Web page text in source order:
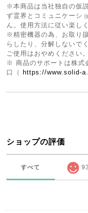
※本商品は当社独自の仮
ず霊界とコミュニケーシ
ん。使用方法に従い楽し
※精密機器の為、お取り
らしたり、分解しないで
ご使用はおやめください。
※ 商品のサポートは株式
口（
https://www.solid-
ショップの評価
すべて 93